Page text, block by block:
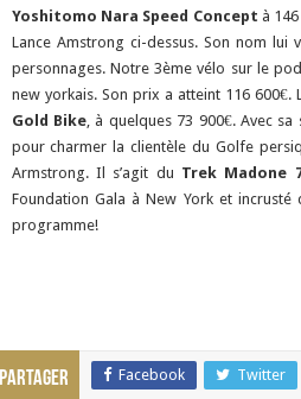
Yoshitomo Nara Speed Concept à
Lance Amstrong ci-dessus. Son nom lui
personnages. Notre 3ème vélo sur le
new yorkais. Son prix a atteint 116 600€.
Gold Bike, à quelques 73 900€. Avec
pour charmer la clientèle du Golfe
Armstrong. Il s’agit du Trek Madone
Foundation Gala à New York et
programme!
Partager Facebook Twitter